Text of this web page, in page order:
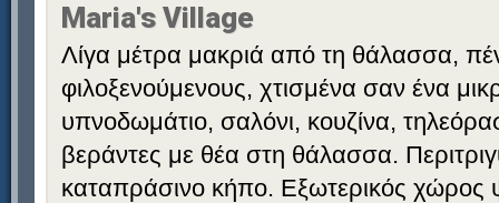
Maria's Village
Λίγα μέτρα μακριά από τη θάλασσα,
φιλοξενούμενους, χτισμένα σαν ένα
υπνοδωμάτιο, σαλόνι, κουζίνα,
βεράντες με θέα στη θάλασσα.
καταπράσινο κήπο. Εξωτερικός χώρος